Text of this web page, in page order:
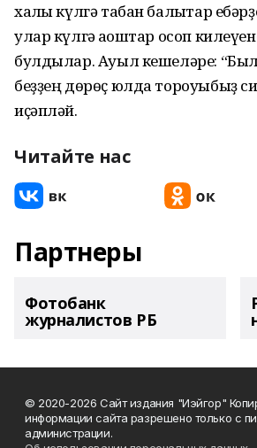
халҡы күлгә табан балыҡтар
улар күлгә аҡҡоштар осоп
булдылар. Ауыл кешеләре:
беҙҙең дөрөҫ юлда тороуыбыҙ
иҫәпләй.
Читайте нас
Партнеры
Фотобанк
журналистов РБ
© 2020-2026 Сайт издания "Иэйгор"
информации сайта разрешено только с
администрации.